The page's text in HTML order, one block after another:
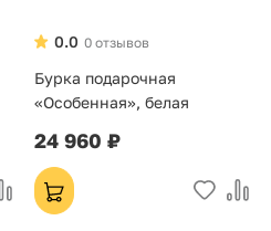
0 отзывов
0.0
Бурка подарочная
«Особенная», белая
24 960 ₽